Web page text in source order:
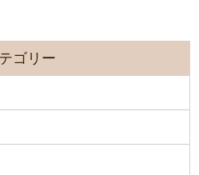
ゴリー